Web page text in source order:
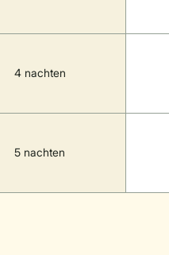
4 nachten
5 nachten